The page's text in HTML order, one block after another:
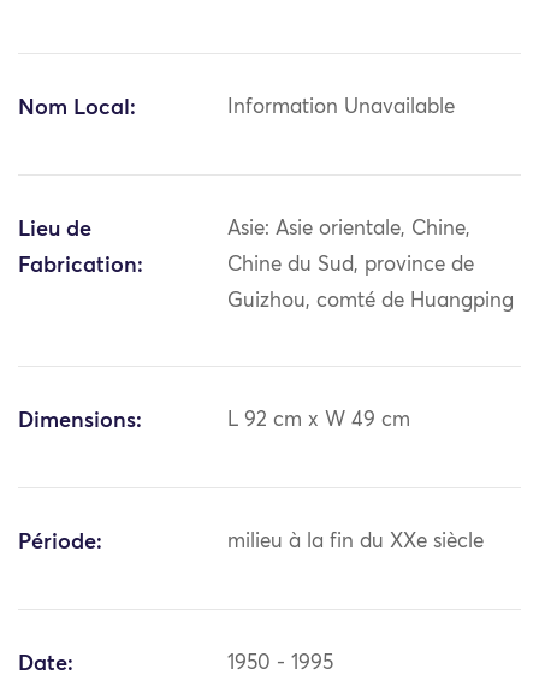
Nom Local: Information Unavailable
Lieu de
Fabrication:
Asie: Asie orientale, Chine,
Chine du Sud, province de
Guizhou, comté de Huangping
Dimensions: L 92 cm x W 49 cm
Période: milieu à la fin du XXe siècle
Date: 1950 - 1995